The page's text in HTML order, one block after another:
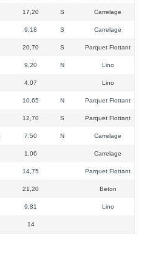
17,20 S Carrelage
9,18 S Carrelage
20,70 S Parquet Flottant
9,20 N Lino
4,07 Lino
10,65 N Parquet Flottant
12,70 S Parquet Flottant
7,50 N Carrelage
1,06 Carrelage
14,75 Parquet Flottant
21,20 Beton
9,81 Lino
14